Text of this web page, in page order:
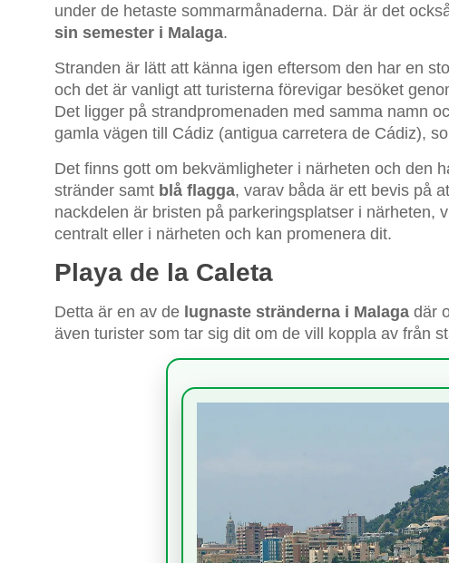
under de hetaste sommarmånaderna. Där är det
sin semester i Malaga.
Stranden är lätt att känna igen eftersom den har en
och det är vanligt att turisterna förevigar besöket
Det ligger på strandpromenaden med samma namn
gamla vägen till Cádiz (antigua carretera de Cádiz),
Det finns gott om bekvämligheter i närheten och den
stränder samt blå flagga, varav båda är ett bevis på
nackdelen är bristen på parkeringsplatser i närheten,
centralt eller i närheten och kan promenera dit.
Playa de la Caleta
Detta är en av de lugnaste stränderna i Malaga där
även turister som tar sig dit om de vill koppla av från